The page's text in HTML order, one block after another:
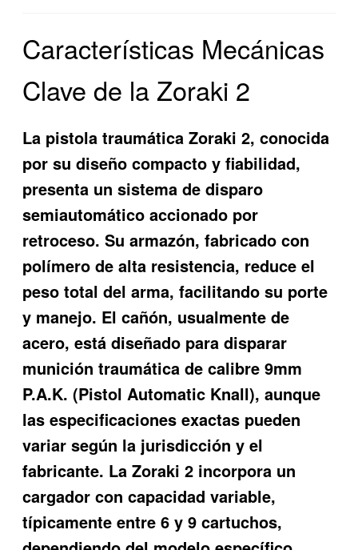
Características Mecánicas
Clave de la Zoraki 2
La pistola traumática Zoraki 2, conocida
por su diseño compacto y fiabilidad,
presenta un sistema de disparo
semiautomático accionado por
retroceso. Su armazón, fabricado con
polímero de alta resistencia, reduce el
peso total del arma, facilitando su porte
y manejo. El cañón, usualmente de
acero, está diseñado para disparar
munición traumática de calibre 9mm
P.A.K. (Pistol Automatic Knall), aunque
las especificaciones exactas pueden
variar según la jurisdicción y el
fabricante. La Zoraki 2 incorpora un
cargador con capacidad variable,
típicamente entre 6 y 9 cartuchos,